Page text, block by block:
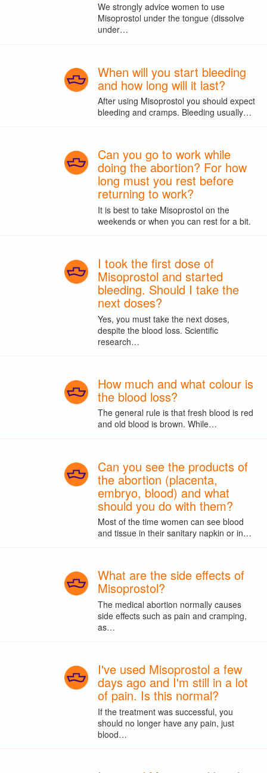
We strongly advice women to use
Misoprostol under the tongue (dissolve
under…
When will you start bleeding
and how long will it last?
After using Misoprostol you should expect
bleeding and cramps. Bleeding usually…
Can you go to work while
doing the abortion? For how
long must you rest before
returning to work?
It is best to take Misoprostol on the
weekends or when you can rest for a bit.
I took the first dose of
Misoprostol and started
bleeding. Should I take the
next doses?
Yes, you must take the next doses,
despite the blood loss. Scientific
research…
How much and what colour is
the blood loss?
The general rule is that fresh blood is red
and old blood is brown. While…
Can you see the products of
the abortion (placenta,
embryo, blood) and what
should you do with them?
Most of the time women can see blood
and tissue in their sanitary napkin or in…
What are the side effects of
Misoprostol?
The medical abortion normally causes
side effects such as pain and cramping,
as…
I've used Misoprostol a few
days ago and I'm still in a lot
of pain. Is this normal?
If the treatment was successful, you
should no longer have any pain, just
blood…